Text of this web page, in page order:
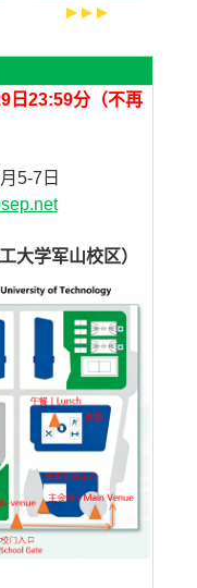
日23:59分（不再
5-7日
大学军山校区）